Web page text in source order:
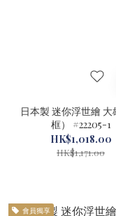
日本製 迷你浮世繪 大
框） #22205-1
HK$1,018.00
HK$1,171.00
會員獨享